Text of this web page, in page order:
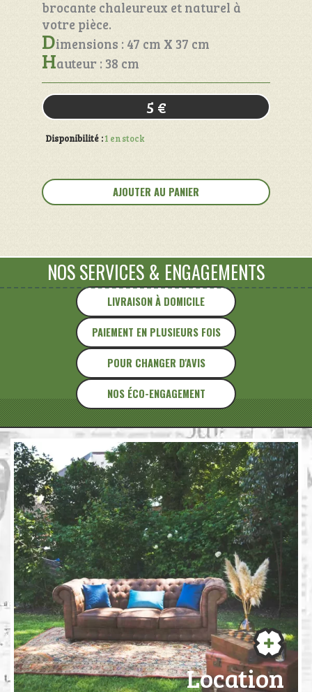
brocante chaleureux et naturel à
votre pièce.
Dimensions : 47 cm X 37 cm
Hauteur : 38 cm
5 €
Disponibilité :1 en stock
de
Caisse
AJOUTER AU PANIER
LIVRAISON À DOMICILE
PAIEMENT EN PLUSIEURS FOIS
NOS SERVICES & ENGAGEMENTS
POUR CHANGER D'AVIS
NOS ÉCO-ENGAGEMENT
Location